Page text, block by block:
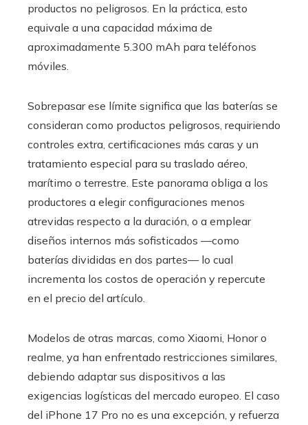
productos no peligrosos. En la práctica, esto
equivale a una capacidad máxima de
aproximadamente 5.300 mAh para teléfonos
móviles.
Sobrepasar ese límite significa que las baterías se
consideran como productos peligrosos, requiriendo
controles extra, certificaciones más caras y un
tratamiento especial para su traslado aéreo,
marítimo o terrestre. Este panorama obliga a los
productores a elegir configuraciones menos
atrevidas respecto a la duración, o a emplear
diseños internos más sofisticados —como
baterías divididas en dos partes— lo cual
incrementa los costos de operación y repercute
en el precio del artículo.
Modelos de otras marcas, como Xiaomi, Honor o
realme, ya han enfrentado restricciones similares,
debiendo adaptar sus dispositivos a las
exigencias logísticas del mercado europeo. El caso
del iPhone 17 Pro no es una excepción, y refuerza